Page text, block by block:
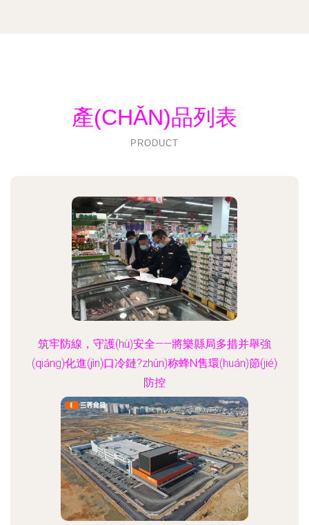
產(CHǍN)品列表
PRODUCT
筑牢防線，守護(hù)安全——將樂縣局多措并舉強
(qiáng)化進(jìn)口冷鏈?zhǔn)称蜂N售環(huán)節(jié)
防控